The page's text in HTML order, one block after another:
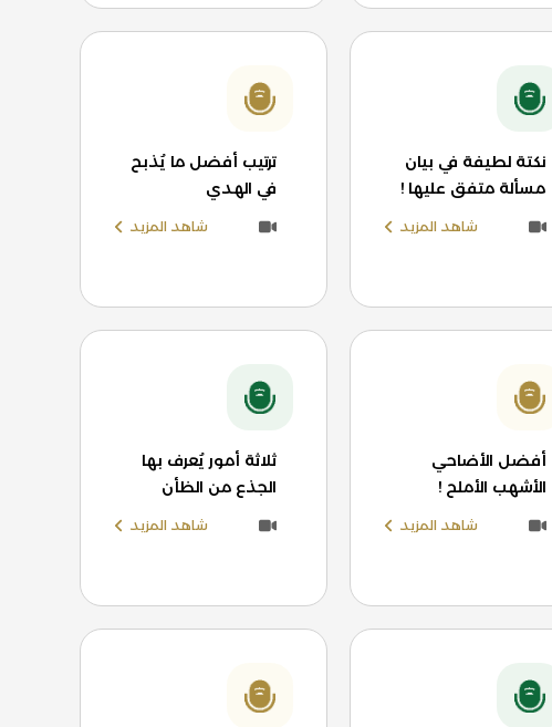
نكتة لطيفة في بيان
مسألة متفق عليها !
شاهد المزيد
ترتيب أفضل ما يُذبح
في الهدي
شاهد المزيد
أفضل الأضاحي
الأشهب الأملح !
شاهد المزيد
ثلاثة أمور يُعرف بها
الجذع من الظأن
شاهد المزيد